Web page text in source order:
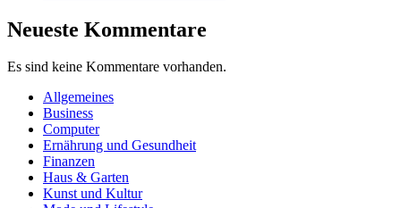
Neueste Kommentare
Es sind keine Kommentare vorhanden.
Allgemeines
Business
Computer
Ernährung und Gesundheit
Finanzen
Haus & Garten
Kunst und Kultur